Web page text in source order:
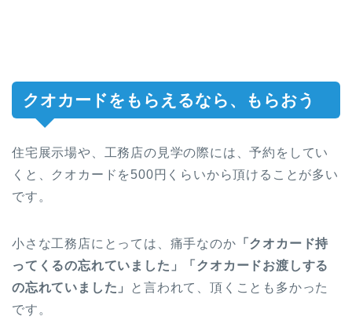
クオカードをもらえるなら、もらおう
住宅展示場や、工務店の見学の際には、予約をしてい
くと、クオカードを500円くらいから頂けることが多い
です。
小さな工務店にとっては、痛手なのか 「クオカード持
ってくるの忘れていました」「クオカードお渡しする
の忘れていました」
と言われて、頂くことも多かった
です。